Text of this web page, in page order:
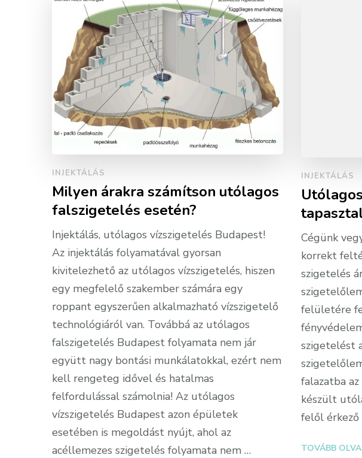
INJEKTÁLÁS
Milyen árakra számítson utólagos
falszigetelés esetén?
Injektálás, utólagos vízszigetelés Budapest!
Az injektálás folyamatával gyorsan
kivitelezhető az utólagos vízszigetelés, hiszen
egy megfelelő szakember számára egy
roppant egyszerűen alkalmazható vízszigetelő
technológiáról van. Továbbá az utólagos
falszigetelés Budapest folyamata nem jár
együtt nagy bontási munkálatokkal, ezért nem
kell rengeteg idővel és hatalmas
felfordulással számolnia! Az utólagos
vízszigetelés Budapest azon épületek
esetében is megoldást nyújt, ahol az
acéllemezes szigetelés folyamata nem …
INJEKTÁLÁS
Cégünk
korrekt
szigetelés
felületére
szigetelést
falazatba
készült
felől érkező
TOVÁBB